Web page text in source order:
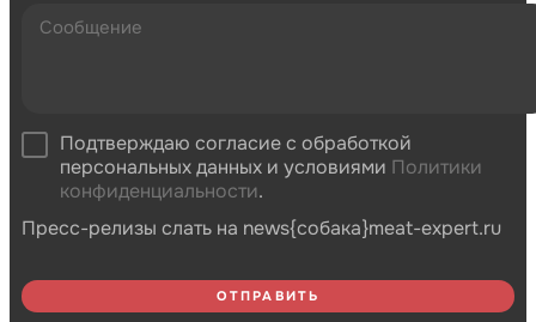
Подтверждаю согласие с обработкой
персональных данных и условиями Политики
конфиденциальности.
Пресс-релизы слать на news{собака}meat-expert.ru